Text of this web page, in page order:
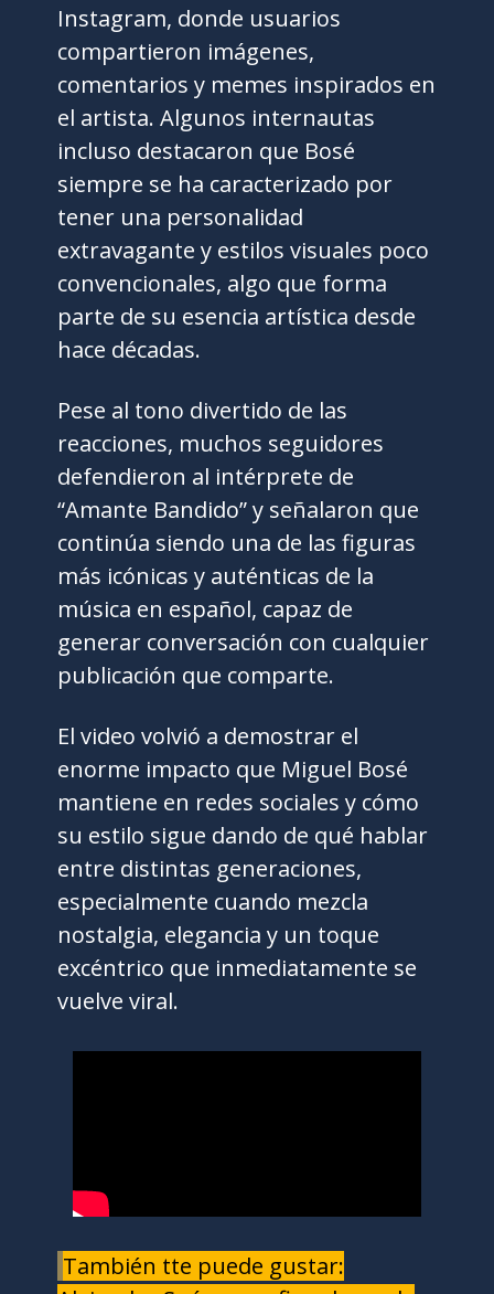
Instagram, donde usuarios
compartieron imágenes,
comentarios y memes inspirados en
el artista. Algunos internautas
incluso destacaron que Bosé
siempre se ha caracterizado por
tener una personalidad
extravagante y estilos visuales poco
convencionales, algo que forma
parte de su esencia artística desde
hace décadas.
Pese al tono divertido de las
reacciones, muchos seguidores
defendieron al intérprete de
“Amante Bandido” y señalaron que
continúa siendo una de las figuras
más icónicas y auténticas de la
música en español, capaz de
generar conversación con cualquier
publicación que comparte.
El video volvió a demostrar el
enorme impacto que Miguel Bosé
mantiene en redes sociales y cómo
su estilo sigue dando de qué hablar
entre distintas generaciones,
especialmente cuando mezcla
nostalgia, elegancia y un toque
excéntrico que inmediatamente se
vuelve viral.
También tte puede gustar: